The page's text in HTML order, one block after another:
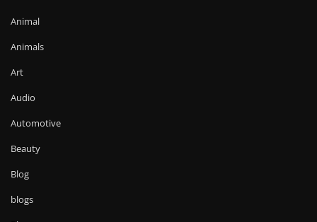
Animal
Animals
Art
Audio
Automotive
Beauty
Blog
blogs